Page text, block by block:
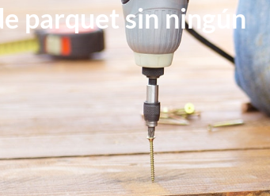
parquet sin ningún